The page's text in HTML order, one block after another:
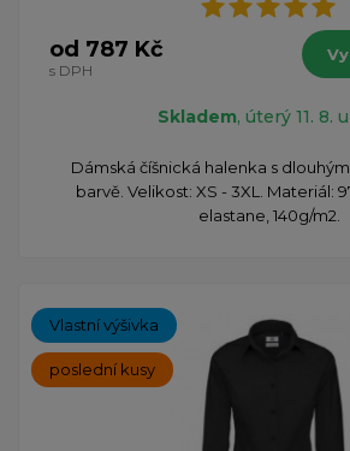
od 787 Kč
s DPH
Skladem, úterý 11. 8.
Dámská číšnická halenka s
barvě. Velikost: XS - 3XL. Materiál:
elastane, 140g/m2.
Vlastní výšivka
poslední kusy